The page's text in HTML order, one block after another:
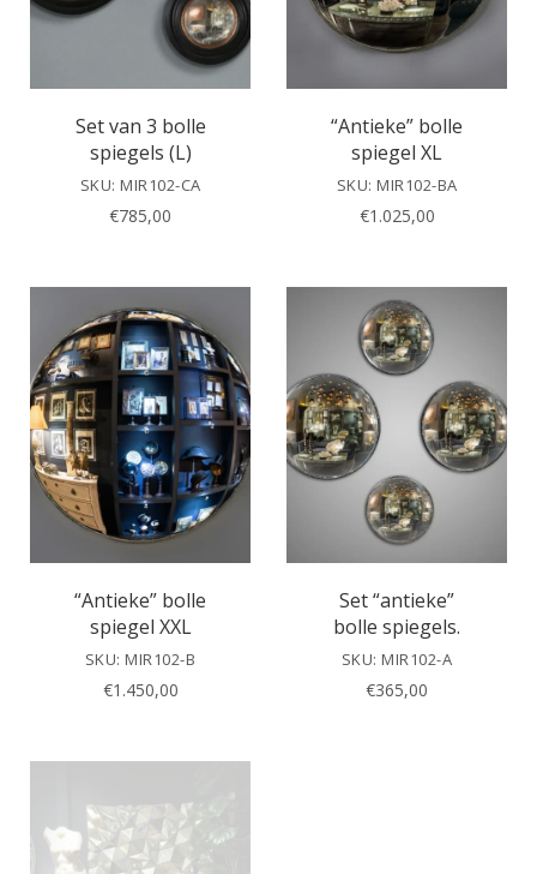
Set van 3 bolle
spiegels (L)
SKU: MIR102-CA
€785,00
“Antieke” bolle
spiegel XL
SKU: MIR102-BA
€1.025,00
“Antieke” bolle
spiegel XXL
SKU: MIR102-B
€1.450,00
Set “antieke”
bolle spiegels.
SKU: MIR102-A
€365,00